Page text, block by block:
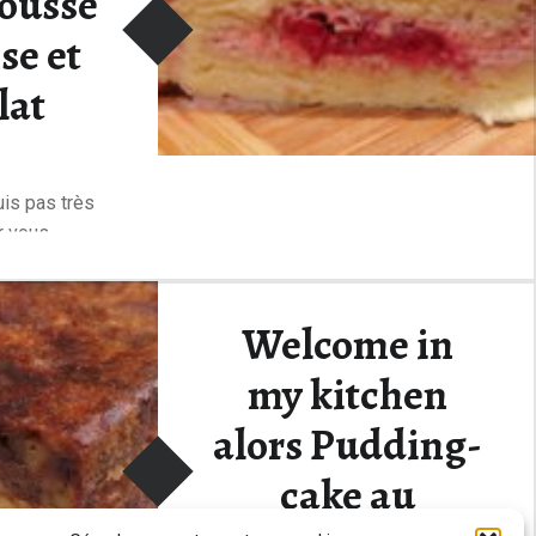
et
pas très
“Pour finir l’année en gourmandise : Bûche mousse framboise et chocolat”
…
Welcome in
my kitchen
alors Pudding-
cake au